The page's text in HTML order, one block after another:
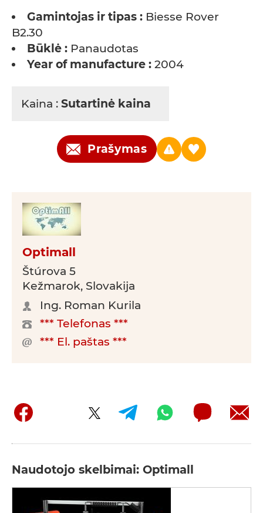
Gamintojas ir tipas : Biesse Rover
B2.30
Būklė : Panaudotas
Year of manufacture : 2004
Kaina : Sutartinė kaina
Prašymas
Optimall
Štúrova 5
Kežmarok, Slovakija
Ing. Roman Kurila
*** Telefonas ***
*** El. paštas ***
Naudotojo skelbimai: Optimall